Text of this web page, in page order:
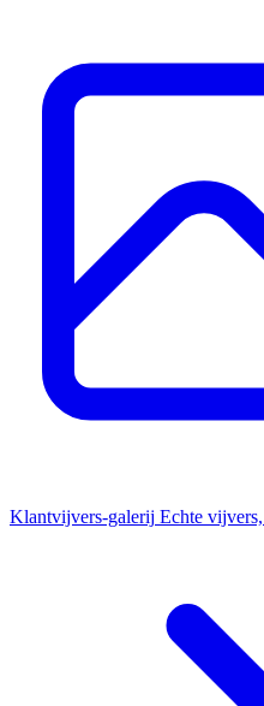
Klantvijvers-galerij Echte